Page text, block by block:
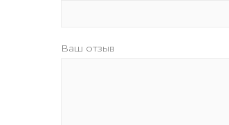
Ваш отзыв